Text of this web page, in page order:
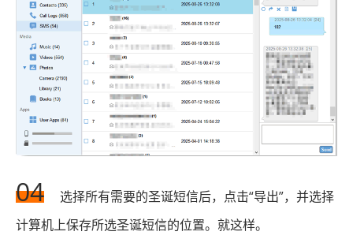
04
选择所有需要的圣诞短信后，点击“导出”，并选择
计算机上保存所选圣诞短信的位置。就这样。